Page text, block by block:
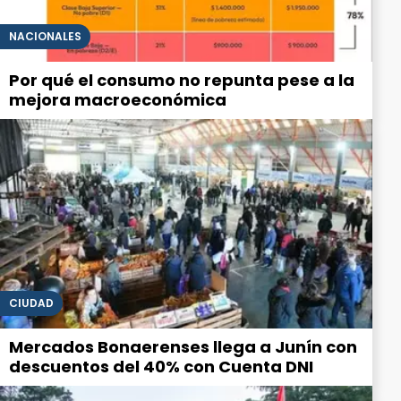
NACIONALES
Por qué el consumo no repunta pese a la
mejora macroeconómica
CIUDAD
Mercados Bonaerenses llega a Junín con
descuentos del 40% con Cuenta DNI